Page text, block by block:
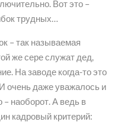
Вот это –
трудных…
– так называемая
же сере служат дед,
На заводе когда-то это
очень даже уважалось и
наоборот. А ведь в
кадровый критерий: